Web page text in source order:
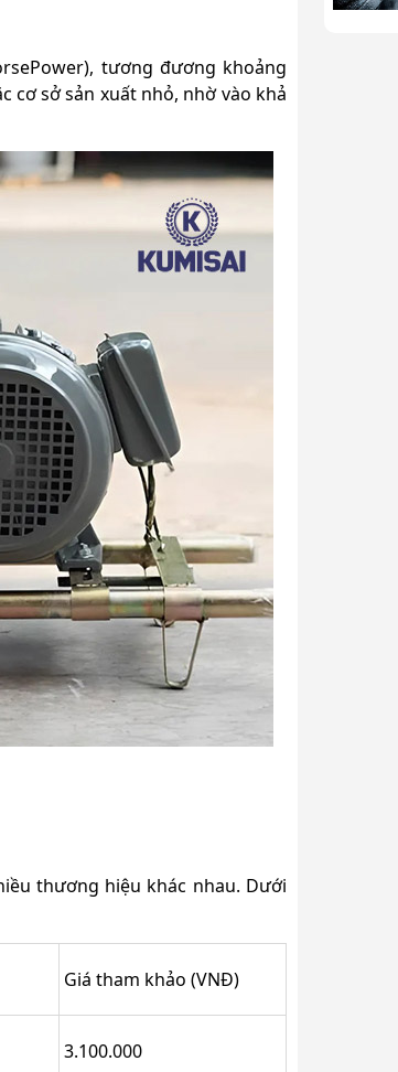
tương đương khoảng
cơ sở sản xuất nhỏ, nhờ vào khả
thương hiệu khác nhau. Dưới
Giá tham khảo (VNĐ)
3.100.000